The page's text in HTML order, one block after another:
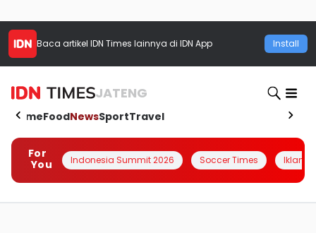
Baca artikel IDN Times lainnya di IDN App Install
JATENG
HomeFoodNewsSportTravel
For
You
Indonesia Summit 2026 Soccer Times Iklanin